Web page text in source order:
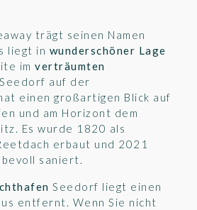
trägt seinen Namen
liegt in wunderschöner Lage
im verträumten
Seedorf auf der
einen großartigen Blick auf
und am Horizont dem
Es wurde 1820 als
erbaut und 2021
saniert.
Seedorf liegt einen
entfernt. Wenn Sie nicht